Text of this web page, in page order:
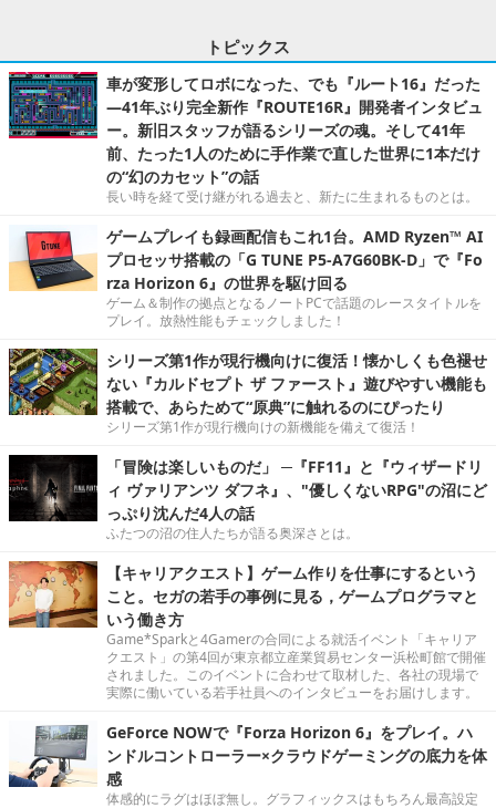
トピックス
車が変形してロボになった、でも『ルート16』だった
―41年ぶり完全新作『ROUTE16R』開発者インタビュ
ー。新旧スタッフが語るシリーズの魂。そして41年
前、たった1人のために手作業で直した世界に1本だけ
の“幻のカセット”の話
長い時を経て受け継がれる過去と、新たに生まれるものとは。
ゲームプレイも録画配信もこれ1台。AMD Ryzen™ AI
プロセッサ搭載の「G TUNE P5-A7G60BK-D」で『Fo
rza Horizon 6』の世界を駆け回る
ゲーム＆制作の拠点となるノートPCで話題のレースタイトルを
プレイ。放熱性能もチェックしました！
シリーズ第1作が現行機向けに復活！懐かしくも色褪せ
ない『カルドセプト ザ ファースト』遊びやすい機能も
搭載で、あらためて“原典”に触れるのにぴったり
シリーズ第1作が現行機向けの新機能を備えて復活！
「冒険は楽しいものだ」 ─『FF11』と『ウィザードリ
ィ ヴァリアンツ ダフネ』、"優しくないRPG"の沼にど
っぷり沈んだ4人の話
ふたつの沼の住人たちが語る奥深さとは。
【キャリアクエスト】ゲーム作りを仕事にするという
こと。セガの若手の事例に見る，ゲームプログラマと
いう働き方
Game*Sparkと4Gamerの合同による就活イベント「キャリア
クエスト」の第4回が東京都立産業貿易センター浜松町館で開催
されました。このイベントに合わせて取材した、各社の現場で
実際に働いている若手社員へのインタビューをお届けします。
GeForce NOWで『Forza Horizon 6』をプレイ。ハ
ンドルコントローラー×クラウドゲーミングの底力を体
感
体感的にラグはほぼ無し。グラフィックスはもちろん最高設定